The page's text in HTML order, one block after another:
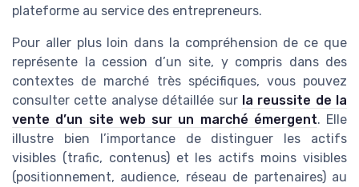
plateforme au service des entrepreneurs.
Pour aller plus loin dans la compréhension de ce que
représente la cession d’un site, y compris dans des
contextes de marché très spécifiques, vous pouvez
consulter cette analyse détaillée sur la reussite de la
vente d’un site web sur un marché émergent. Elle
illustre bien l’importance de distinguer les actifs
visibles (trafic, contenus) et les actifs moins visibles
(positionnement, audience, réseau de partenaires) au